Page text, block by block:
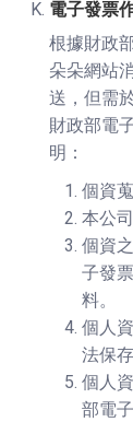
電子發票
根據財政
朵朵網站
送，但需
財政部電
明：
個資
本公
個資
子發
料。
個人
法保
個人
部電